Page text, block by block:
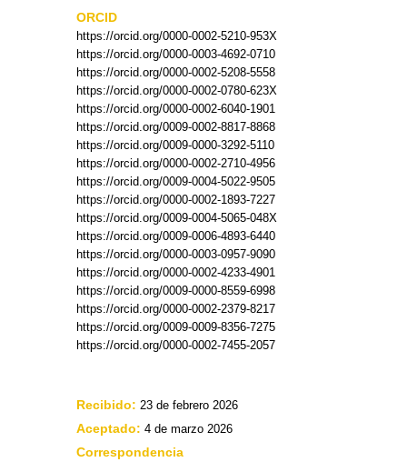
ORCID
https://orcid.org/0000-0002-5210-953X
https://orcid.org/0000-0003-4692-0710
https://orcid.org/0000-0002-5208-5558
https://orcid.org/0000-0002-0780-623X
https://orcid.org/0000-0002-6040-1901
https://orcid.org/0009-0002-8817-8868
https://orcid.org/0009-0000-3292-5110
https://orcid.org/0000-0002-2710-4956
https://orcid.org/0009-0004-5022-9505
https://orcid.org/0000-0002-1893-7227
https://orcid.org/0009-0004-5065-048X
https://orcid.org/0009-0006-4893-6440
https://orcid.org/0000-0003-0957-9090
https://orcid.org/0000-0002-4233-4901
https://orcid.org/0009-0000-8559-6998
https://orcid.org/0000-0002-2379-8217
https://orcid.org/0009-0009-8356-7275
https://orcid.org/0000-0002-7455-2057
Recibido: 23 de febrero 2026
Aceptado: 4 de marzo 2026
Correspondencia